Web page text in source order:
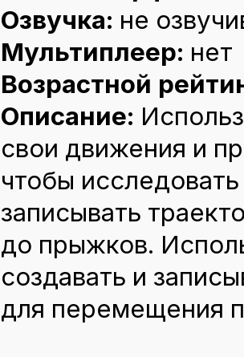
Озвучка: не
Мультиплеер: нет
Возрастной
Описание:
свои движения и
чтобы
записывать
до прыжков.
создавать и
для перемещения